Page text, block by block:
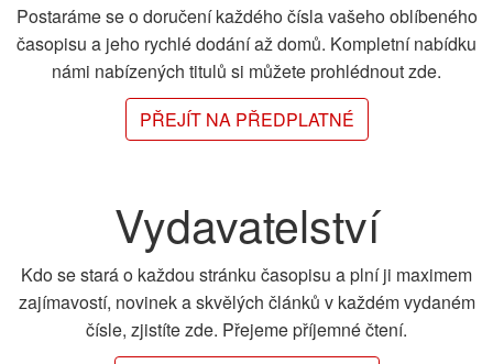
Postaráme se o doručení každého čísla vašeho oblíbeného
časopisu a jeho rychlé dodání až domů. Kompletní nabídku
námi nabízených titulů si můžete prohlédnout zde.
PŘEJÍT NA PŘEDPLATNÉ
Vydavatelství
Kdo se stará o každou stránku časopisu a plní ji maximem
zajímavostí, novinek a skvělých článků v každém vydaném
čísle, zjistíte zde. Přejeme příjemné čtení.